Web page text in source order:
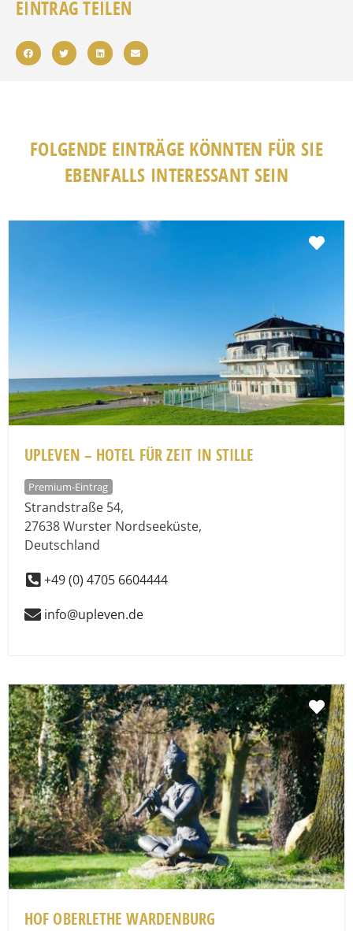
EINTRAG TEILEN
FOLGENDE EINTRÄGE KÖNNTEN FÜR SIE
EBENFALLS INTERESSANT SEIN
UPLEVEN – HOTEL FÜR ZEIT IN STILLE
Premium-Eintrag
Strandstraße 54,
27638Wurster Nordseeküste,
Deutschland
+49 (0) 4705 6604444
info@upleven.de
HOF OBERLETHE WARDENBURG